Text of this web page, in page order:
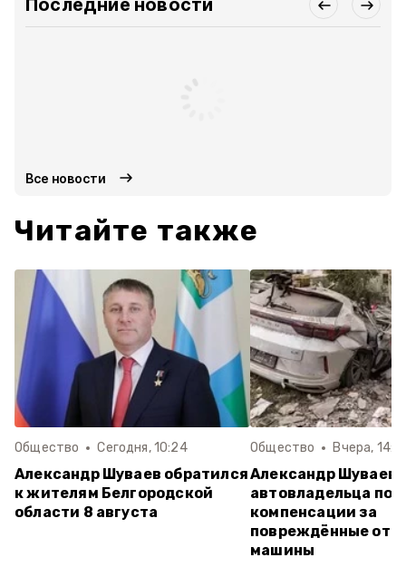
Последние новости
Все новости
Читайте также
Общество Сегодня, 10:24
Александр Шуваев обратился
к жителям Белгородской
области 8 августа
Общество Вчера,
Александр Шуваев:
автовладельца
компенсации за
повреждённые от
машины